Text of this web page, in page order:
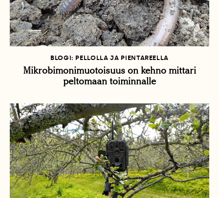
BLOGI: PELLOLLA JA PIENTAREELLA
Mikrobimonimuotoisuus on kehno mittari
peltomaan toiminnalle